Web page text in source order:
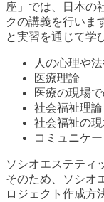
座」では、日本の
クの講義を行いま
と実習を通じて学
人の心理や
医療理論
医療の現場
社会福祉理論
社会福祉の
コミュニケ
ソシオエステティ
そのため、ソシオ
ロジェクト作成方